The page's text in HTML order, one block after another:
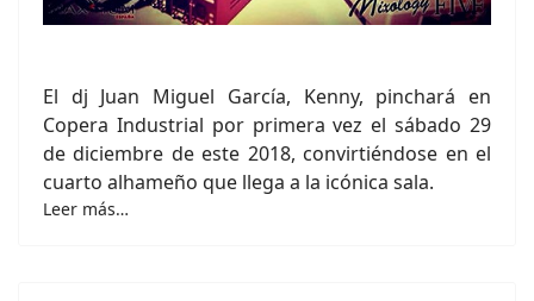
El dj Juan Miguel García, Kenny, pinchará en
Copera Industrial por primera vez el sábado 29
de diciembre de este 2018, convirtiéndose en el
cuarto alhameño que llega a la icónica sala.
Leer más…